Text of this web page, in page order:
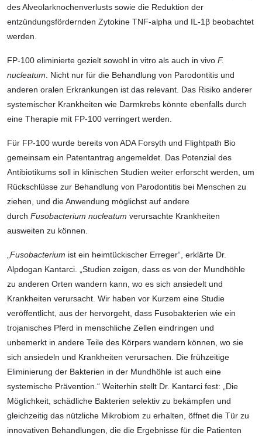
des Alveolarknochenverlusts sowie die Reduktion der
entzündungsfördernden Zytokine TNF-alpha und IL-1β beobachtet
werden.
FP-100 eliminierte gezielt sowohl in vitro als auch in vivo F.
nucleatum. Nicht nur für die Behandlung von Parodontitis und
anderen oralen Erkrankungen ist das relevant. Das Risiko anderer
systemischer Krankheiten wie Darmkrebs könnte ebenfalls durch
eine Therapie mit FP-100 verringert werden.
Für FP-100 wurde bereits von ADA Forsyth und Flightpath Bio
gemeinsam ein Patentantrag angemeldet. Das Potenzial des
Antibiotikums soll in klinischen Studien weiter erforscht werden, um
Rückschlüsse zur Behandlung von Parodontitis bei Menschen zu
ziehen, und die Anwendung möglichst auf andere
durch Fusobacterium nucleatum verursachte Krankheiten
ausweiten zu können.
„Fusobacterium ist ein heimtückischer Erreger“, erklärte Dr.
Alpdogan Kantarci. „Studien zeigen, dass es von der Mundhöhle
zu anderen Orten wandern kann, wo es sich ansiedelt und
Krankheiten verursacht. Wir haben vor Kurzem eine Studie
veröffentlicht, aus der hervorgeht, dass Fusobakterien wie ein
trojanisches Pferd in menschliche Zellen eindringen und
unbemerkt in andere Teile des Körpers wandern können, wo sie
sich ansiedeln und Krankheiten verursachen. Die frühzeitige
Eliminierung der Bakterien in der Mundhöhle ist auch eine
systemische Prävention.“ Weiterhin stellt Dr. Kantarci fest: „Die
Möglichkeit, schädliche Bakterien selektiv zu bekämpfen und
gleichzeitig das nützliche Mikrobiom zu erhalten, öffnet die Tür zu
innovativen Behandlungen, die die Ergebnisse für die Patienten